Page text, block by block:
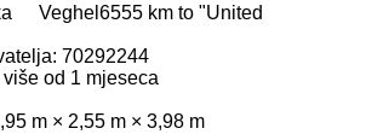
Veghel 6555 km to "United
70292244
više od 1 mjeseca
m × 2,55 m × 3,98 m